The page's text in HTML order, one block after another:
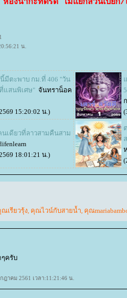
ห้องน้ำกะทัดรัด ไม่แยกส่วนเปียก/
น.
มีตะพาบ กม.ที่ 406 "วัน
แสนพิเศษ" จันทราน็อค
15:20:02 น.)
นเดียวที่ลาวสามคืนสาม
18:01:21 น.)
ณเรียวรุ้ง, คุณไวน์กับสายน้ำ, คุณ
ๆครับ
ฎาคม 2561 เวลา:11:21:46 น.